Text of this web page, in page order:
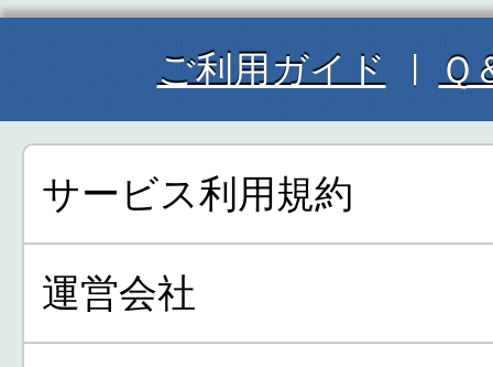
ご利用ガイド Ｑ
サービス利用規約
運営会社